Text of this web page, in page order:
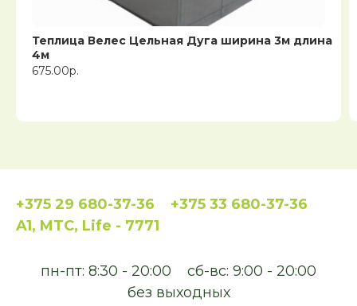
Теплица Велес Цельная Дуга ширина 3м длина
4м
675.00р.
+375 29 680-37-36
+375 33 680-37-36
A1, MTC, Life - 7771
пн-пт: 8:30 - 20:00
сб-вс: 9:00 - 20:00
без выходных